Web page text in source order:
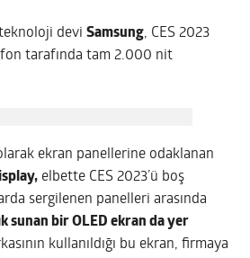
teknoloji deviSamsung, CES 2023
tarafında tam 2.000 nit
ekran panellerine odaklanan
elbette CES 2023’ü boş
sergilenen panelleri arasında
sunan bir OLED ekran da yer
kullanıldığı bu ekran, firmaya